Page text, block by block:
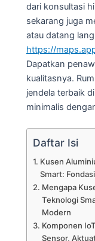
dari konsultasi
sekarang juga
atau datang
https://
Dapatkan
kualitasnya.
jendela terbaik
minimalis
Daftar Isi
Kusen
Smart:
Mengapa
Teknologi
Modern
Komponen
Sensor,